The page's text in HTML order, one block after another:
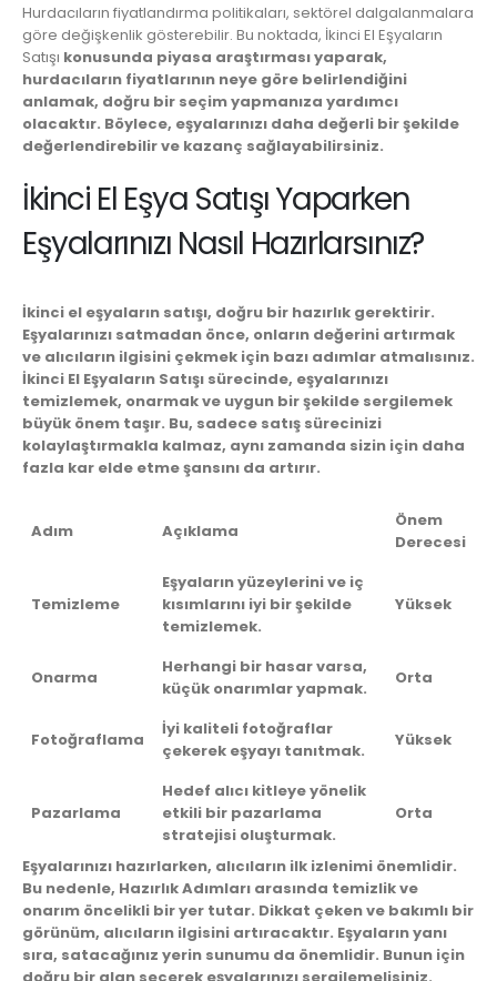
Hurdacıların fiyatlandırma politikaları, sektörel dalgalanmalara
göre değişkenlik gösterebilir. Bu noktada, İkinci El Eşyaların
Satışı konusunda piyasa araştırması yaparak,
hurdacıların fiyatlarının neye göre belirlendiğini
anlamak, doğru bir seçim yapmanıza yardımcı
olacaktır. Böylece, eşyalarınızı daha değerli bir şekilde
değerlendirebilir ve kazanç sağlayabilirsiniz.
İkinci El Eşya Satışı Yaparken
Eşyalarınızı Nasıl Hazırlarsınız?
İkinci el eşyaların satışı, doğru bir hazırlık gerektirir.
Eşyalarınızı satmadan önce, onların değerini artırmak
ve alıcıların ilgisini çekmek için bazı adımlar atmalısınız.
İkinci El Eşyaların Satışı sürecinde, eşyalarınızı
temizlemek, onarmak ve uygun bir şekilde sergilemek
büyük önem taşır. Bu, sadece satış sürecinizi
kolaylaştırmakla kalmaz, aynı zamanda sizin için daha
fazla kar elde etme şansını da artırır.
Adım Açıklama
Önem
Derecesi
Temizleme
Eşyaların yüzeylerini ve iç
kısımlarını iyi bir şekilde
temizlemek.
Yüksek
Onarma
Herhangi bir hasar varsa,
küçük onarımlar yapmak.
Orta
Fotoğraflama
İyi kaliteli fotoğraflar
çekerek eşyayı tanıtmak.
Yüksek
Pazarlama
Hedef alıcı kitleye yönelik
etkili bir pazarlama
stratejisi oluşturmak.
Orta
Eşyalarınızı hazırlarken, alıcıların ilk izlenimi önemlidir.
Bu nedenle, Hazırlık Adımları arasında temizlik ve
onarım öncelikli bir yer tutar. Dikkat çeken ve bakımlı bir
görünüm, alıcıların ilgisini artıracaktır. Eşyaların yanı
sıra, satacağınız yerin sunumu da önemlidir. Bunun için